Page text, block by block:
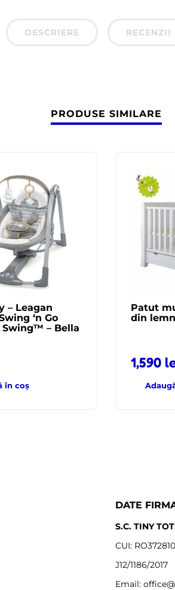
DESCRIERE RECENZII
PRODUSE SIMILARE
– Leagan
‘n Go
Swing™ – Bella
în coș
Patut
din
1,590
DATE
S.C. TINY
CUI:
J12/1186/2017
Email: